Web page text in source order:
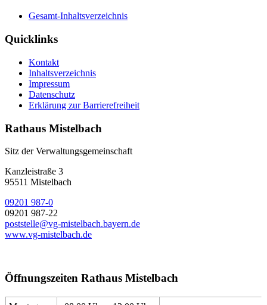
Gesamt-Inhaltsverzeichnis
Quicklinks
Kontakt
Inhaltsverzeichnis
Impressum
Datenschutz
Erklärung zur Barrierefreiheit
Rathaus Mistelbach
Sitz der Verwaltungsgemeinschaft
Kanzleistraße 3
95511 Mistelbach
09201 987-0
09201 987-22
poststelle@vg-mistelbach.bayern.de
www.vg-mistelbach.de
Öffnungszeiten Rathaus Mistelbach